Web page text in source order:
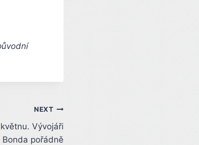
NEXT
Vývojáři
pořádně